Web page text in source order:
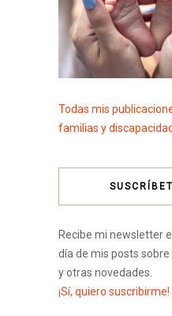
Todas mis
familias y discapacidad
Recibe mi newsletter
día de mis posts
y otras novedades.
¡Sí, quiero suscribirme!